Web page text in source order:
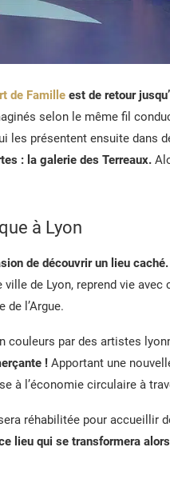
de Famille est de retour
selon le même fil
présentent ensuite dans
: la galerie des Terreaux.
à Lyon
de découvrir un lieu caché.
de Lyon, reprend vie
l’Argue.
couleurs par des artistes
! Apportant une
à l’économie circulaire à
réhabilitée pour accueillir
lieu qui se transformera